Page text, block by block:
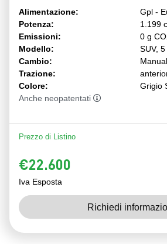
Alimentazione:
Gpl -
Potenza:
1.199
Emissioni:
0 g
Modello:
SUV,
Cambio:
Trazione:
Colore:
Grigio
Anche neopatentati
Prezzo di Listino
€22.600
Iva Esposta
Richiedi